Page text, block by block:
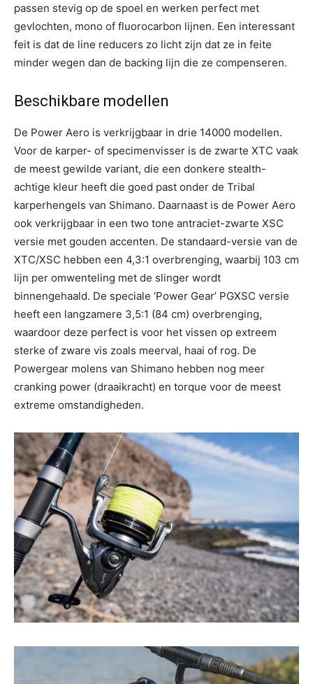
passen stevig op de spoel en werken perfect met
gevlochten, mono of fluorocarbon lijnen. Een interessant
feit is dat de line reducers zo licht zijn dat ze in feite
minder wegen dan de backing lijn die ze compenseren.
Beschikbare modellen
De Power Aero is verkrijgbaar in drie 14000 modellen.
Voor de karper- of specimenvisser is de zwarte XTC vaak
de meest gewilde variant, die een donkere stealth-
achtige kleur heeft die goed past onder de Tribal
karperhengels van Shimano. Daarnaast is de Power Aero
ook verkrijgbaar in een two tone antraciet-zwarte XSC
versie met gouden accenten. De standaard-versie van de
XTC/XSC hebben een 4,3:1 overbrenging, waarbij 103 cm
lijn per omwenteling met de slinger wordt
binnengehaald. De speciale ‘Power Gear’ PGXSC versie
heeft een langzamere 3,5:1 (84 cm) overbrenging,
waardoor deze perfect is voor het vissen op extreem
sterke of zware vis zoals meerval, haai of rog. De
Powergear molens van Shimano hebben nog meer
cranking power (draaikracht) en torque voor de meest
extreme omstandigheden.